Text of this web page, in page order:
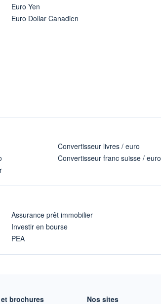
Euro Yen
Euro Dollar Canadien
Convertisseur livres / euro
Convertisseur franc suisse / euro
Assurance prêt immobilier
Investir en bourse
PEA
brochures Nos sites